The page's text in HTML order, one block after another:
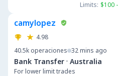
Limits: $100
camylopez
4.98
40.5k operaciones 32 mins ago
Bank Transfer · Australia
For lower limit trades